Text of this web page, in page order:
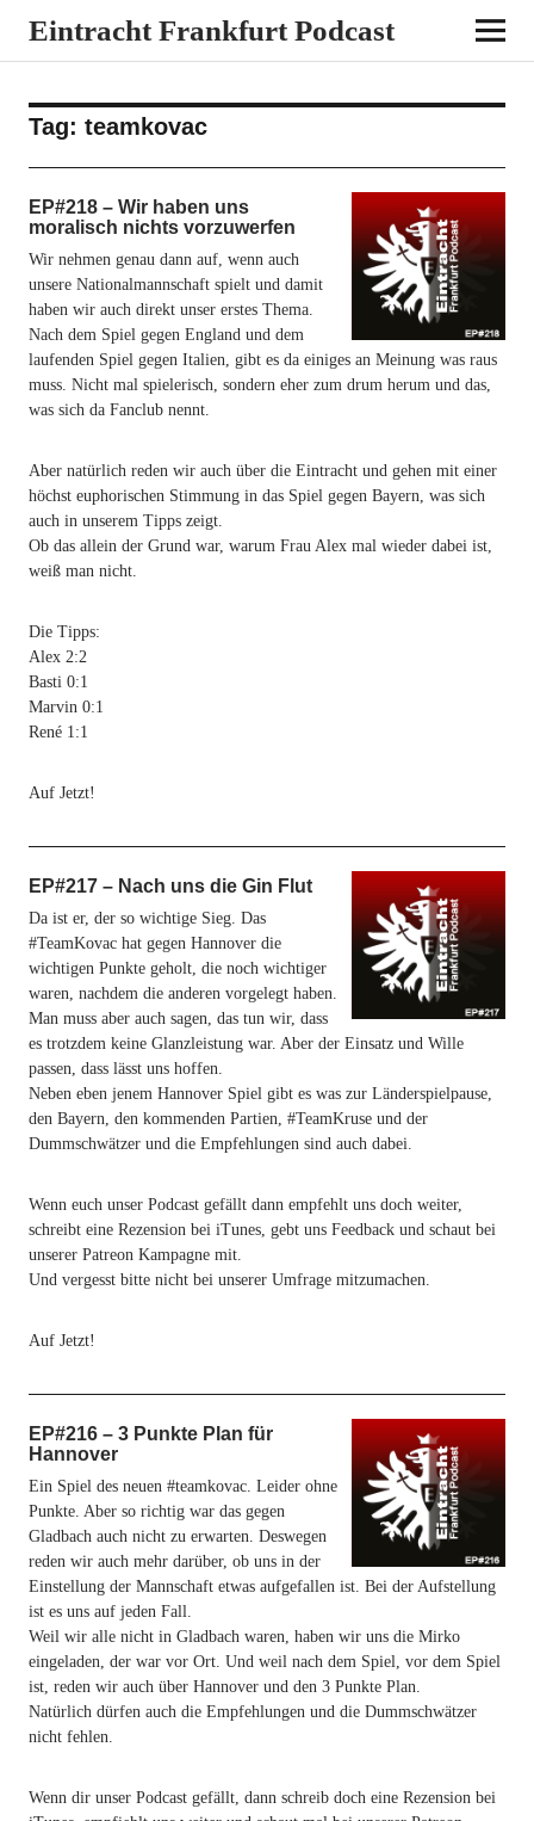
Eintracht Frankfurt Podcast
Tag: teamkovac
EP#218 – Wir haben uns
moralisch nichts vorzuwerfen
Wir nehmen genau dann auf, wenn auch
unsere Nationalmannschaft spielt und damit
haben wir auch direkt unser erstes Thema.
Nach dem Spiel gegen England und dem
laufenden Spiel gegen Italien, gibt es da einiges an Meinung was raus
muss. Nicht mal spielerisch, sondern eher zum drum herum und das,
was sich da Fanclub nennt.
Aber natürlich reden wir auch über die Eintracht und gehen mit einer
höchst euphorischen Stimmung in das Spiel gegen Bayern, was sich
auch in unserem Tipps zeigt.
Ob das allein der Grund war, warum Frau Alex mal wieder dabei ist,
weiß man nicht.
Die Tipps:
Alex 2:2
Basti 0:1
Marvin 0:1
René 1:1
Auf Jetzt!
EP#217 – Nach uns die Gin Flut
Da ist er, der so wichtige Sieg. Das
#TeamKovac hat gegen Hannover die
wichtigen Punkte geholt, die noch wichtiger
waren, nachdem die anderen vorgelegt haben.
Man muss aber auch sagen, das tun wir, dass
es trotzdem keine Glanzleistung war. Aber der Einsatz und Wille
passen, dass lässt uns hoffen.
Neben eben jenem Hannover Spiel gibt es was zur Länderspielpause,
den Bayern, den kommenden Partien, #TeamKruse und der
Dummschwätzer und die Empfehlungen sind auch dabei.
Wenn euch unser Podcast gefällt dann empfehlt uns doch weiter,
schreibt eine Rezension bei iTunes, gebt uns Feedback und schaut bei
unserer Patreon Kampagne mit.
Und vergesst bitte nicht bei unserer Umfrage mitzumachen.
Auf Jetzt!
EP#216 – 3 Punkte Plan für
Hannover
Ein Spiel des neuen #teamkovac. Leider ohne
Punkte. Aber so richtig war das gegen
Gladbach auch nicht zu erwarten. Deswegen
reden wir auch mehr darüber, ob uns in der
Einstellung der Mannschaft etwas aufgefallen ist. Bei der Aufstellung
ist es uns auf jeden Fall.
Weil wir alle nicht in Gladbach waren, haben wir uns die Mirko
eingeladen, der war vor Ort. Und weil nach dem Spiel, vor dem Spiel
ist, reden wir auch über Hannover und den 3 Punkte Plan.
Natürlich dürfen auch die Empfehlungen und die Dummschwätzer
nicht fehlen.
Wenn dir unser Podcast gefällt, dann schreib doch eine Rezension bei